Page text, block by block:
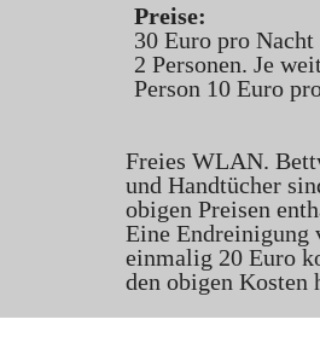
Preise:
30 Euro pro
2 Personen. Je
Person 10 Euro
Freies WLAN.
und Handtücher
obigen Preisen
Eine Endreinigung
einmalig 20 Euro
den obigen Kosten